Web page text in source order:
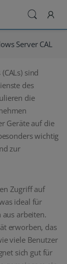
Server CAL
sind
des
die
Geräte auf die
wichtig
zur
Zugriff auf
ideal für
arbeiten.
erworben, das
viele Benutzer
sich gut für